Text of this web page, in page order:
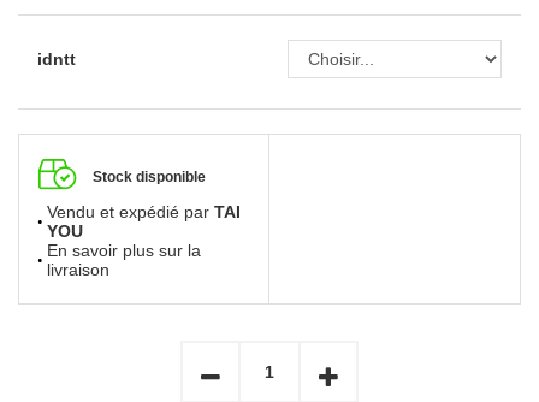
idntt
Stock disponible
Vendu et expédié par TAI
YOU
En savoir plus sur la
livraison